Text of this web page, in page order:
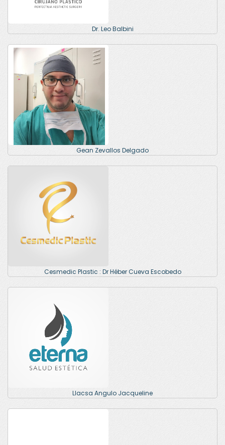
Dr. Leo Balbini
Gean Zevallos Delgado
Cesmedic Plastic : Dr Héber Cueva Escobedo
Llacsa Angulo Jacqueline